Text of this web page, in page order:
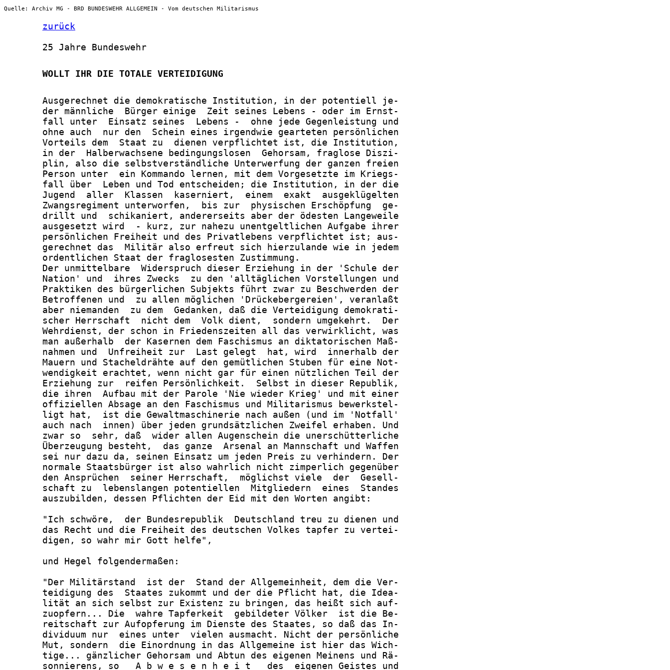
Quelle: Archiv MG - BRD BUNDESWEHR ALLGEMEIN - Vom deutschen Militarismus
zurück
       25 Jahre Bundeswehr
       WOLLT IHR DIE TOTALE VERTEIDIGUNG
       Ausgerechnet die demokratische Institution, in der potentiell je-
       der männliche  Bürger einige  Zeit seines Lebens - oder im Ernst-
       fall unter  Einsatz seines  Lebens -  ohne jede Gegenleistung und
       ohne auch  nur den  Schein eines irgendwie gearteten persönlichen
       Vorteils dem  Staat zu  dienen verpflichtet ist, die Institution,
       in der  Halberwachsene bedingungslosen  Gehorsam, fraglose Diszi-
       plin, also die selbstverständliche Unterwerfung der ganzen freien
       Person unter  ein Kommando lernen, mit dem Vorgesetzte im Kriegs-
       fall über  Leben und Tod entscheiden; die Institution, in der die
       Jugend  aller  Klassen  kaserniert,  einem  exakt  ausgeklügelten
       Zwangsregiment unterworfen,  bis zur  physischen Erschöpfung  ge-
       drillt und  schikaniert, andererseits aber der ödesten Langeweile
       ausgesetzt wird  - kurz, zur nahezu unentgeltlichen Aufgabe ihrer
       persönlichen Freiheit und des Privatlebens verpflichtet ist; aus-
       gerechnet das  Militär also erfreut sich hierzulande wie in jedem
       ordentlichen Staat der fraglosesten Zustimmung.
       Der unmittelbare  Widerspruch dieser Erziehung in der 'Schule der
       Nation' und  ihres Zwecks  zu den 'alltäglichen Vorstellungen und
       Praktiken des bürgerlichen Subjekts führt zwar zu Beschwerden der
       Betroffenen und  zu allen möglichen 'Drückebergereien', veranlaßt
       aber niemanden  zu dem  Gedanken, daß die Verteidigung demokrati-
       scher Herrschaft  nicht dem  Volk dient,  sondern umgekehrt.  Der
       Wehrdienst, der schon in Friedenszeiten all das verwirklicht, was
       man außerhalb  der Kasernen dem Faschismus an diktatorischen Maß-
       nahmen und  Unfreiheit zur  Last gelegt  hat, wird  innerhalb der
       Mauern und Stacheldrähte auf den gemütlichen Stuben für eine Not-
       wendigkeit erachtet, wenn nicht gar für einen nützlichen Teil der
       Erziehung zur  reifen Persönlichkeit.  Selbst in dieser Republik,
       die ihren  Aufbau mit der Parole 'Nie wieder Krieg' und mit einer
       offiziellen Absage an den Faschismus und Militarismus bewerkstel-
       ligt hat,  ist die Gewaltmaschinerie nach außen (und im 'Notfall'
       auch nach  innen) über jeden grundsätzlichen Zweifel erhaben. Und
       zwar so  sehr, daß  wider allen Augenschein die unerschütterliche
       Überzeugung besteht,  das ganze  Arsenal an Mannschaft und Waffen
       sei nur dazu da, seinen Einsatz um jeden Preis zu verhindern. Der
       normale Staatsbürger ist also wahrlich nicht zimperlich gegenüber
       den Ansprüchen  seiner Herrschaft,  möglichst viele  der  Gesell-
       schaft zu  lebenslangen potentiellen  Mitgliedern  eines  Standes
       auszubilden, dessen Pflichten der Eid mit den Worten angibt:
       "Ich schwöre,  der Bundesrepublik  Deutschland treu zu dienen und
       das Recht und die Freiheit des deutschen Volkes tapfer zu vertei-
       digen, so wahr mir Gott helfe",
       und Hegel folgendermaßen:
       "Der Militärstand  ist der  Stand der Allgemeinheit, dem die Ver-
       teidigung des  Staates zukommt und der die Pflicht hat, die Idea-
       lität an sich selbst zur Existenz zu bringen, das heißt sich auf-
       zuopfern... Die  wahre Tapferkeit  gebildeter Völker  ist die Be-
       reitschaft zur Aufopferung im Dienste des Staates, so daß das In-
       dividuum nur  eines unter  vielen ausmacht. Nicht der persönliche
       Mut, sondern  die Einordnung in das Allgemeine ist hier das Wich-
       tige... gänzlicher Gehorsam und Abtun des eigenen Meinens und Rä-
       sonnierens, so   A b w e s e n h e i t   des  eigenen Geistes und